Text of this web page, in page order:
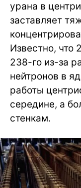
урана в
заставляет
Известно, что
238-го из-за
нейтронов в
работы
середине, а
стенкам.